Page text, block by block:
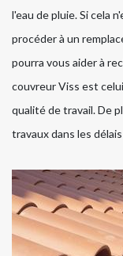
l'eau de pluie. Si cela
procéder à un
pourra vous aider à
couvreur Viss est
qualité de travail. De
travaux dans les